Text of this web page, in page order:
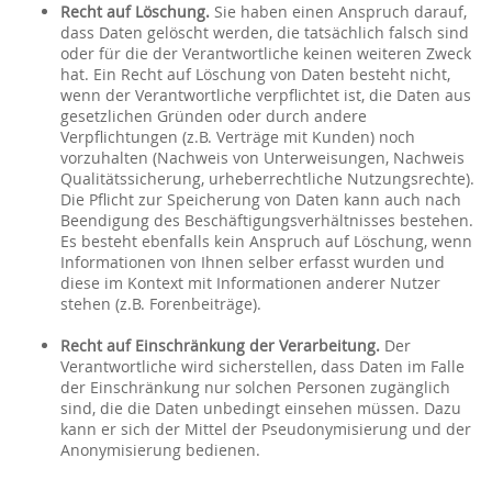
Recht auf Löschung. Sie haben einen Anspruch darauf,
dass Daten gelöscht werden, die tatsächlich falsch sind
oder für die der Verantwortliche keinen weiteren Zweck
hat. Ein Recht auf Löschung von Daten besteht nicht,
wenn der Verantwortliche verpflichtet ist, die Daten aus
gesetzlichen Gründen oder durch andere
Verpflichtungen (z.B. Verträge mit Kunden) noch
vorzuhalten (Nachweis von Unterweisungen, Nachweis
Qualitätssicherung, urheberrechtliche Nutzungsrechte).
Die Pflicht zur Speicherung von Daten kann auch nach
Beendigung des Beschäftigungsverhältnisses bestehen.
Es besteht ebenfalls kein Anspruch auf Löschung, wenn
Informationen von Ihnen selber erfasst wurden und
diese im Kontext mit Informationen anderer Nutzer
stehen (z.B. Forenbeiträge).
Recht auf Einschränkung der Verarbeitung. Der
Verantwortliche wird sicherstellen, dass Daten im Falle
der Einschränkung nur solchen Personen zugänglich
sind, die die Daten unbedingt einsehen müssen. Dazu
kann er sich der Mittel der Pseudonymisierung und der
Anonymisierung bedienen.